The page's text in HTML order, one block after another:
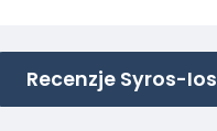
Recenzje Syros-Ios